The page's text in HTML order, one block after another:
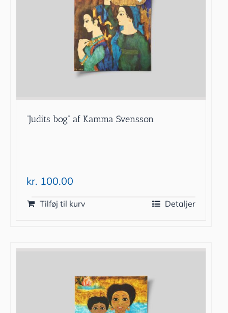
”Judits bog” af Kamma Svensson
kr. 100.00
Tilføj til kurv Detaljer